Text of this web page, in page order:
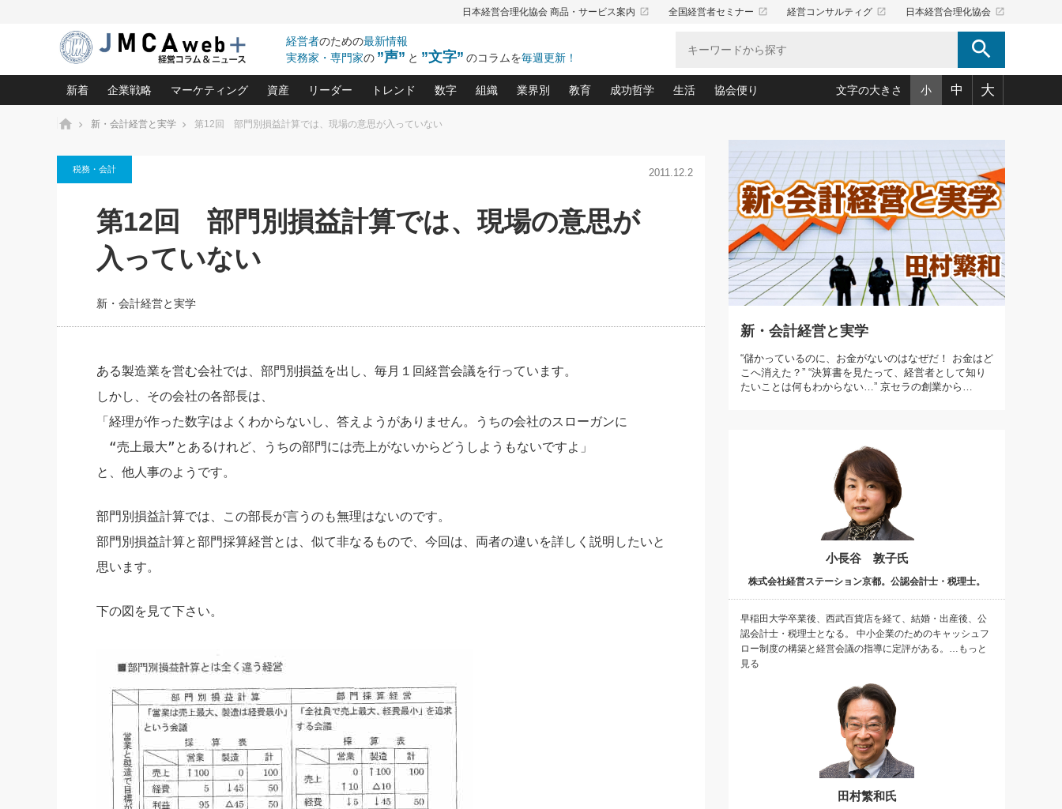
日本経営合理化協会 商品・サービス案内 launch 全国経営者セミナー launch 経営コンサルティグ launch 日本経営合理化協会 launch
経営者のための最新情報
実務家・専門家の ”声” と ”文字” のコラムを毎週更新！ search
新着
朝礼・会議での「社長の３分間
日号）
2026.08.5
に生かし切る！
2026.08.5 2026.08.5 2026.08.4
【追悼】鈴木敏文氏 言葉で伝
える経営（ジャーナリスト 勝
見明氏）
もっとみる
企業戦略
中小企業の「１位づくり」戦略(96)
利益を最大化する「業務改善」横田尚哉氏(5)
強い会社を築く ビジネス・クリニック(240)
日本レーザー「人を大切にしながら利益を上げる経営」の極意
武器としてのM&A入門(3)
社長のための“儲かる通販”戦略視点(151)
継続経営 百話百行(85)
マーケティング
ロングセラーの玉手箱(9)
大復活＆快進撃！ユニバーサルスタジオジャパンの成功要因と
は(5)
資産
中国経済の最新動向(204)
事業承継の前に、決めておきたい、知っておきたい、やってお
リーダー
ピョートル・F・グジバチの『経営戦略の新常識』(12)
次もあなたにお願いしたいと思われる「一流の仕事術」(28)
社長の右腕をつくる 人と組織を動かす(200)
トレンド
北村森の「今月のヒット商品」(109)
数字
おカネが残る決算書にするために、やっておきたいこと(34)
会社を守り抜くための緊急対策(100)
強い決算書の会社はココが違う！(36)
銀行交渉はこうしなさい！(12)
組織
職場の生産性を下げるハラスメントの予防策(10)
賃金決定の定石(68)
顧客・社員・社会から支持される「ウェルビーイング経営入
業界別
大久保一彦の“流行る”お店の仕組みづくり(210)
柿内幸夫─社長のための現場改善(174)
教育
あなただからお願いしたいと思われる 気配りの達人(127)
クレーム対応 実践マニュアル(92)
クレーム対応の新知識と新常識(57)
デキル社員に育てる！ 社員教育の決め手(203)
東川鷹年の「中小企業の人育て」(38)
成功哲学
中国哲学に学ぶ 不況は会社守成の好機(38)
令和時代の「社長の人間力の磨き方」(86)
先人の名句名言の教え 東洋思想に学ぶ経営学(132)
渡部昇一の「日本の指導者たち」(32)
経営に活かす“十八史略”(30)
生活
おのころ心平の ──社長のための「か・ら・だマネジメント」
(50)
デジタルＡＶを味方に！新・仕事術(180)
リーダー脳の鍛え方(32)
ワインを楽しむ基礎レッスン(12)
必読！社長が読むべき今月の4冊(88)
眼と耳で楽しむ読書術(162)
社長の「氣」(30)
米国スポーツ・ビジネスに学ぶ心理学(98)
高橋一喜の『これぞ！"本物の温泉"』(157)
協会便り
「愛読者通信」著者インタビュー(44)
ビジネス見聞録 経営ニュース(100)
作間信司の経営無形庵(けいえいむぎょうあん)(166)
経営セミナー情報局(1)
繁栄への着眼点 牟田太陽(76)
講話を聞いて学ぼう 実学・耳学・磨く「ミミガク」のすすめ
(7)
文字の大きさ 小 中 大
ホーム 新・会計経営と実学 第12回 部門別損益計算では、現場の意思が入っていない
税務・会計 2011.12.2
第12回 部門別損益計算では、現場の意思が
入っていない
新・会計経営と実学
ある製造業を営む会社では、部門別損益を出し、毎月１回経営会議を行っています。
しかし、その会社の各部長は、
「経理が作った数字はよくわからないし、答えようがありません。うちの会社のスローガンに
“売上最大”とあるけれど、うちの部門には売上がないからどうしようもないですよ」
と、他人事のようです。
部門別損益計算では、この部長が言うのも無理はないのです。
部門別損益計算と部門採算経営とは、似て非なるもので、今回は、両者の違いを詳しく説明したいと
思います。
下の図を見て下さい。
新・会計経営と実学
“儲かっているのに、お金がないのはなぜだ！ お金はど
こへ消えた？” “決算書を見たって、経営者として知り
たいことは何もわからない…” 京セラの創業から…
小長谷 敦子氏
株式会社経営ステーション京都。公認会計士・税理士。
早稲田大学卒業後、西武百貨店を経て、結婚・出産後、公
認会計士・税理士となる。 中小企業のためのキャッシュフ
ロー制度の構築と経営会議の指導に定評がある。…もっと
見る
田村繁和氏